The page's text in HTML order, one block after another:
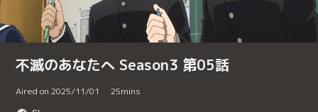
不滅のあなたへ Season3 第05話
Aired on 2025/11/01 25mins